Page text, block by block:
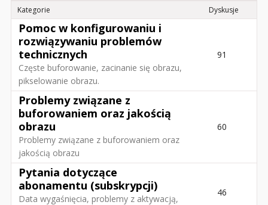
Kategorie Dyskusje
Pomoc w konfigurowaniu i
rozwiązywaniu problemów
technicznych
Częste buforowanie, zacinanie się obrazu,
pikselowanie obrazu.
91
Problemy związane z
buforowaniem oraz jakością
obrazu
Problemy związane z buforowaniem oraz
jakością obrazu
60
Pytania dotyczące
abonamentu (subskrypcji)
Data wygaśnięcia, problemy z aktywacją,
46